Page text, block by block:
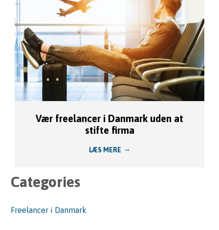
Vær freelancer i Danmark uden at
stifte firma
LÆS MERE
Categories
Freelancer i Danmark